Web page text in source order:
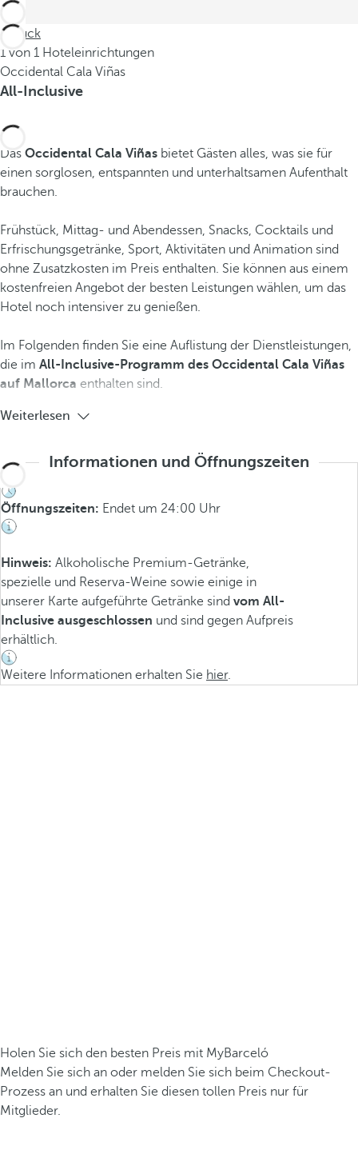
Zurück
1 von 1 Hoteleinrichtungen
Occidental Cala Viñas
All-Inclusive
Das Occidental Cala Viñas bietet Gästen alles, was sie für
einen sorglosen, entspannten und unterhaltsamen Aufenthalt
brauchen.
Frühstück, Mittag- und Abendessen, Snacks, Cocktails und
Erfrischungsgetränke, Sport, Aktivitäten und Animation sind
ohne Zusatzkosten im Preis enthalten. Sie können aus einem
kostenfreien Angebot der besten Leistungen wählen, um das
Hotel noch intensiver zu genießen.
Im Folgenden finden Sie eine Auflistung der Dienstleistungen,
die im All-Inclusive-Programm des Occidental Cala Viñas
auf Mallorca enthalten sind.
Weiterlesen
Informationen und Öffnungszeiten
Öffnungszeiten: Endet um 24:00 Uhr
Hinweis: Alkoholische Premium-Getränke,
spezielle und Reserva-Weine sowie einige in
unserer Karte aufgeführte Getränke sind vom All-
Inclusive ausgeschlossen und sind gegen Aufpreis
erhältlich.
Weitere Informationen erhalten Sie hier.
Holen Sie sich den besten Preis mit MyBarceló
Melden Sie sich an oder melden Sie sich beim Checkout-
Prozess an und erhalten Sie diesen tollen Preis nur für
Mitglieder.